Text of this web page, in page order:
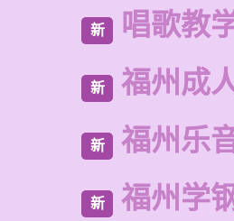
新 唱歌教
新 福州成
新 福州乐
新 福州学